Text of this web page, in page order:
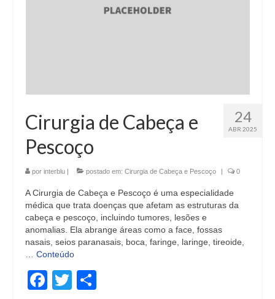
24
ABR 2025
Cirurgia de Cabeça e
Pescoço
por interblu | postado em: Cirurgia de Cabeça e Pescoço | 0
A Cirurgia de Cabeça e Pescoço é uma especialidade
médica que trata doenças que afetam as estruturas da
cabeça e pescoço, incluindo tumores, lesões e
anomalias. Ela abrange áreas como a face, fossas
nasais, seios paranasais, boca, faringe, laringe, tireoide,
Conteúdo
Facebook
Twitter